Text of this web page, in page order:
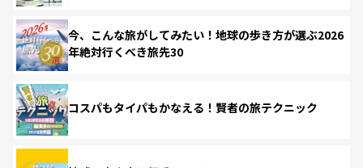
今、こんな旅がしてみたい！地球の歩き方が選ぶ2026
年絶対行くべき旅先30
コスパもタイパもかなえる！賢者の旅テクニック